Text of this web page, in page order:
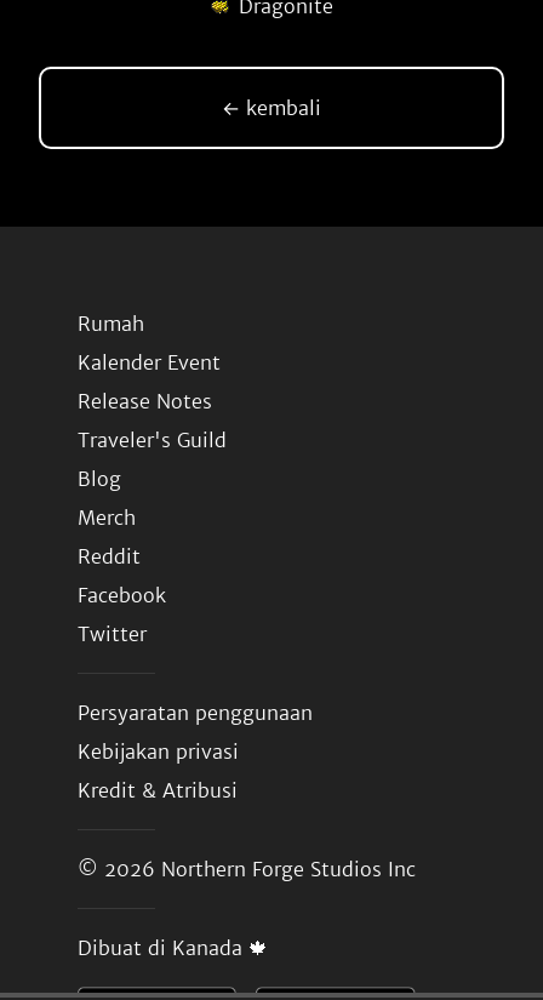
Dragonite
← kembali
Rumah
Kalender Event
Release Notes
Traveler's Guild
Blog
Merch
Reddit
Facebook
Twitter
Persyaratan penggunaan
Kebijakan privasi
Kredit & Atribusi
© 2026 Northern Forge Studios Inc
Dibuat di Kanada 🍁